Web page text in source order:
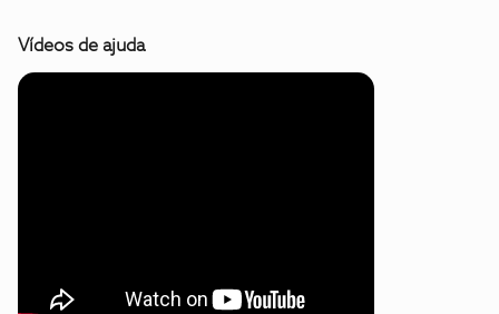
Vídeos de ajuda